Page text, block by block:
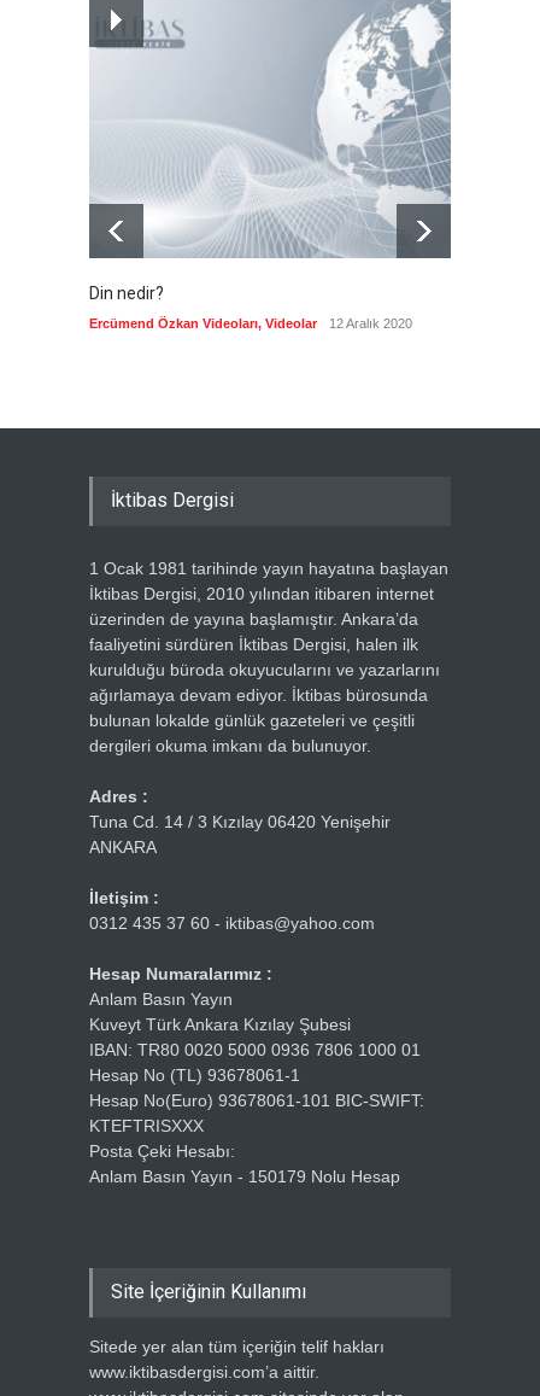
İslam İşbirliği Teşkilatı,
Mekke Anlaşmasını övdü
8 Ağustos 2026
Din nedir?
Ercümend Özkan Videoları, Videolar 12 Aralık 2020
İktibas Dergisi
1 Ocak 1981 tarihinde yayın hayatına başlayan
İktibas Dergisi, 2010 yılından itibaren internet
üzerinden de yayına başlamıştır. Ankara’da
faaliyetini sürdüren İktibas Dergisi, halen ilk
kurulduğu büroda okuyucularını ve yazarlarını
ağırlamaya devam ediyor. İktibas bürosunda
bulunan lokalde günlük gazeteleri ve çeşitli
dergileri okuma imkanı da bulunuyor.
Adres :
Tuna Cd. 14 / 3 Kızılay 06420 Yenişehir
ANKARA
İletişim :
0312 435 37 60 - iktibas@yahoo.com
Hesap Numaralarımız :
Anlam Basın Yayın
Kuveyt Türk Ankara Kızılay Şubesi
IBAN: TR80 0020 5000 0936 7806 1000 01
Hesap No (TL) 93678061-1
Hesap No(Euro) 93678061-101 BIC-SWIFT:
KTEFTRISXXX
Posta Çeki Hesabı:
Anlam Basın Yayın - 150179 Nolu Hesap
Site İçeriğinin Kullanımı
Sitede yer alan tüm içeriğin telif hakları
www.iktibasdergisi.com’a aittir.